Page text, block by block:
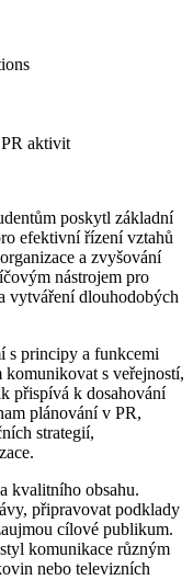
aktivit
poskytl základní
efektivní řízení vztahů
a zvyšování
nástrojem pro
vytváření dlouhodobých
s principy a funkcemi
s veřejností,
přispívá k dosahování
plánování v PR,
strategií,
kvalitního obsahu.
připravovat podklady
cílové publikum.
komunikace různým
nebo televizních